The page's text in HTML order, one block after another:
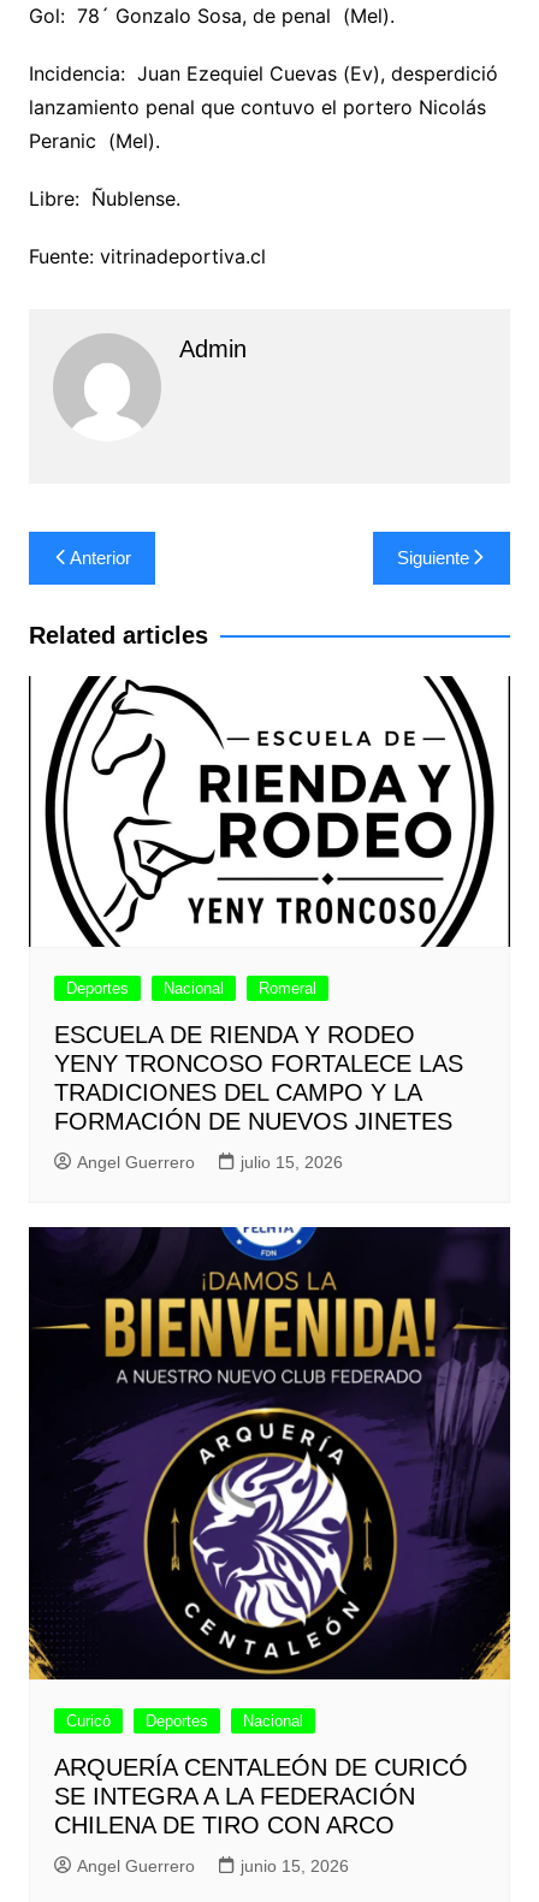
Gol: 78´ Gonzalo Sosa, de penal (Mel).
Incidencia: Juan Ezequiel Cuevas (Ev), desperdició
lanzamiento penal que contuvo el portero Nicolás
Peranic (Mel).
Libre: Ñublense.
Fuente: vitrinadeportiva.cl
Admin
Navegación
de
entradas
Anterior Siguiente
Related articles
Deportes Nacional Romeral
ESCUELA DE RIENDA Y RODEO
YENY TRONCOSO FORTALECE LAS
TRADICIONES DEL CAMPO Y LA
FORMACIÓN DE NUEVOS JINETES
Angel Guerrero julio 15, 2026
Curicó Deportes Nacional
ARQUERÍA CENTALEÓN DE CURICÓ
SE INTEGRA A LA FEDERACIÓN
CHILENA DE TIRO CON ARCO
Angel Guerrero junio 15, 2026